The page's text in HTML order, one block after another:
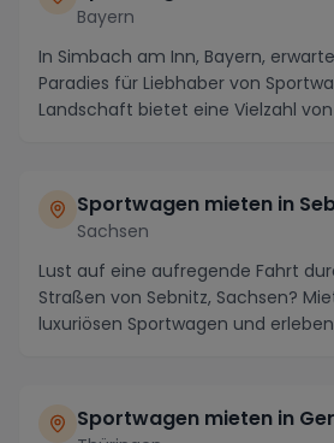
Bayern
In Simbach am Inn, Bayern,
Paradies für Liebhaber von
Landschaft bietet eine Vielzahl von
Sportwagen mieten in
Sachsen
Lust auf eine aufregende Fahrt
Straßen von Sebnitz, Sachsen?
luxuriösen Sportwagen und
Sportwagen mieten in